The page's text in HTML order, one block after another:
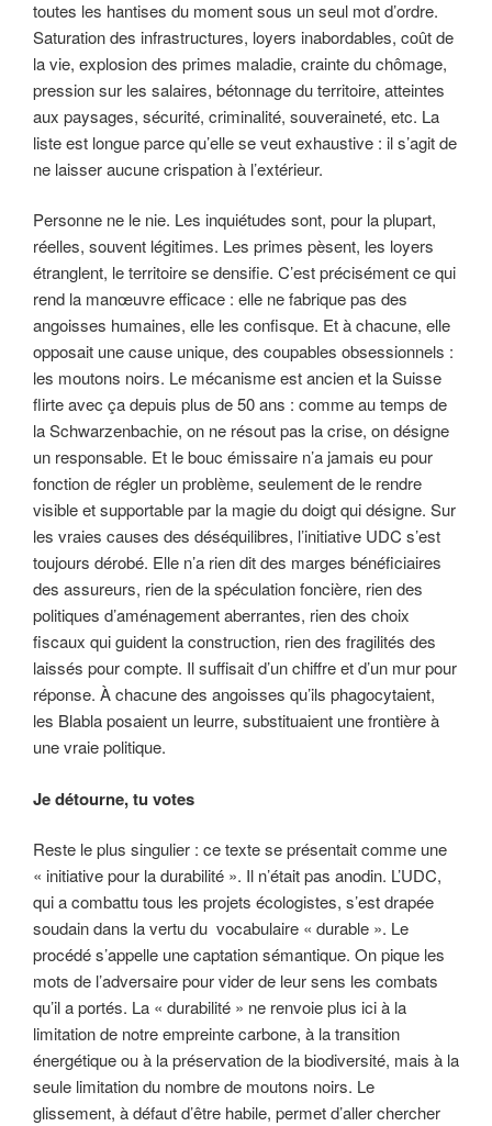
toutes les hantises du moment sous un seul mot d’ordre.
Saturation des infrastructures, loyers inabordables, coût de
la vie, explosion des primes maladie, crainte du chômage,
pression sur les salaires, bétonnage du territoire, atteintes
aux paysages, sécurité, criminalité, souveraineté, etc. La
liste est longue parce qu’elle se veut exhaustive : il s’agit de
ne laisser aucune crispation à l’extérieur.
Personne ne le nie. Les inquiétudes sont, pour la plupart,
réelles, souvent légitimes. Les primes pèsent, les loyers
étranglent, le territoire se densifie. C’est précisément ce qui
rend la manœuvre efficace : elle ne fabrique pas des
angoisses humaines, elle les confisque. Et à chacune, elle
opposait une cause unique, des coupables obsessionnels :
les moutons noirs. Le mécanisme est ancien et la Suisse
flirte avec ça depuis plus de 50 ans : comme au temps de
la Schwarzenbachie, on ne résout pas la crise, on désigne
un responsable. Et le bouc émissaire n’a jamais eu pour
fonction de régler un problème, seulement de le rendre
visible et supportable par la magie du doigt qui désigne. Sur
les vraies causes des déséquilibres, l’initiative UDC s’est
toujours dérobé. Elle n’a rien dit des marges bénéficiaires
des assureurs, rien de la spéculation foncière, rien des
politiques d’aménagement aberrantes, rien des choix
fiscaux qui guident la construction, rien des fragilités des
laissés pour compte. Il suffisait d’un chiffre et d’un mur pour
réponse. À chacune des angoisses qu’ils phagocytaient,
les Blabla posaient un leurre, substituaient une frontière à
une vraie politique.
Je détourne, tu votes
Reste le plus singulier : ce texte se présentait comme une
« initiative pour la durabilité ». Il n’était pas anodin. L’UDC,
qui a combattu tous les projets écologistes, s’est drapée
soudain dans la vertu du vocabulaire « durable ». Le
procédé s’appelle une captation sémantique. On pique les
mots de l’adversaire pour vider de leur sens les combats
qu’il a portés. La « durabilité » ne renvoie plus ici à la
limitation de notre empreinte carbone, à la transition
énergétique ou à la préservation de la biodiversité, mais à la
seule limitation du nombre de moutons noirs. Le
glissement, à défaut d’être habile, permet d’aller chercher